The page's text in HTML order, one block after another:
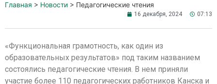
Главная > Новости > Педагогические чтения
16 декабря, 2024 07:13
«Функциональная грамотность, как один из
образовательных результатов» под таким названием
состоялись педагогические чтения. В нем приняли
участие более 110 педагогических работников Канска и